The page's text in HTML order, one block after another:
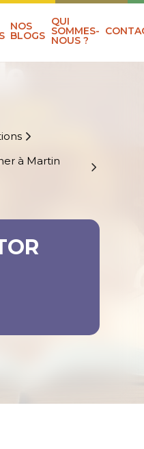
NOS
BLOGS
QUI
SOMMES-
NOUS ?
à Martin